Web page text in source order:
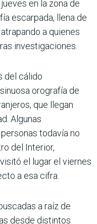
en la zona de
escarpada, llena de
a quienes
investigaciones.
del cálido
orografía de
que llegan
Algunas
todavía no
del Interior,
el lugar el viernes
a esa cifra.
a raíz de
desde distintos